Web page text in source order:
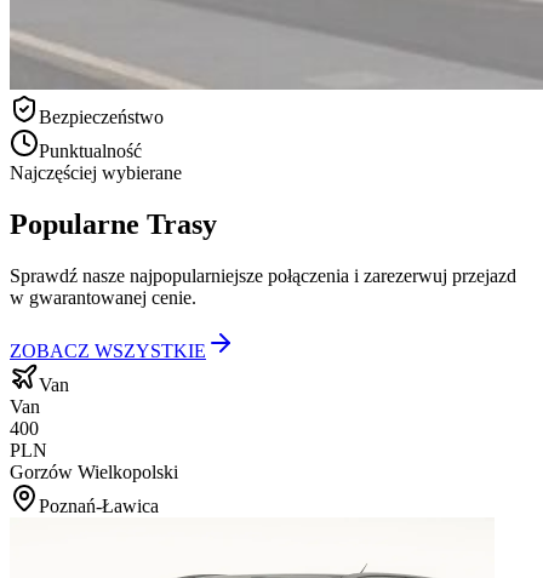
Bezpieczeństwo
Punktualność
Najczęściej wybierane
Popularne Trasy
Sprawdź nasze najpopularniejsze połączenia i zarezerwuj przejazd
w gwarantowanej cenie.
ZOBACZ WSZYSTKIE
Van
Van
400
PLN
Gorzów Wielkopolski
Poznań-Ławica